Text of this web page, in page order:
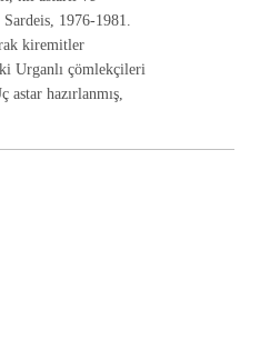
1976-1981.
kiremitler
Urganlı çömlekçileri
astar hazırlanmış,